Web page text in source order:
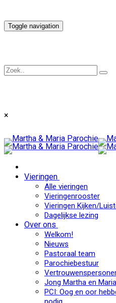
Toggle navigation
×
Vieringen
Alle vieringen
Vieringenrooster
Vieringen Kijken/
Dagelijkse lezing
Over ons
Welkom!
Nieuws
Pastoraal team
Parochiebestuur
Jong Martha en Maria
PCI: Oog en oor